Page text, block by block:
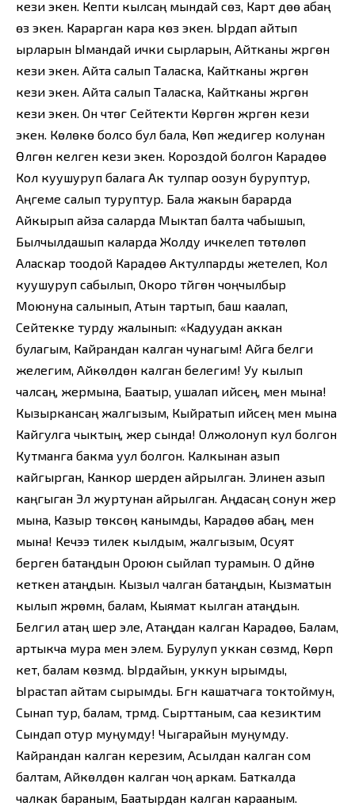
кези экен. Кепти кылсаң мындай сөз, Карт дөө абаң
өзү экен. Карарган кара көзү экен. Ырдап айтып
ырларын Ымандай ички сырларын, Айтканы жүргөн
кези экен. Айта салып Таласка, Кайтканы жүргөн
кези экен. Айта салып Таласка, Кайтканы жүргөн
кези экен. Он үчтөгү Сейтекти Көргөнү жүргөн кези
экен. Көлөкө болсо бул бала, Көп жедигер колунан
Өлгөнү келген кези экен. Короздой болгон Карадөө
Кол куушуруп балага Ак тулпар оозун буруптур,
Аңгеме салып туруптур. Бала жакын барарда
Айкырып айза саларда Мыктап балта чабышып,
Былчылдашып каларда Жолду ичкелеп төтөлөп
Аласкар тоодой Карадөө Актулпарды жетелеп, Кол
куушуруп сабылып, Окоро түйгөн чоңчылбыр
Моюнуна салынып, Атын тартып, баш каалап,
Сейтекке турду жалынып: «Кадуудан аккан
булагым, Кайрандан калган чунагым! Айга белги
желегим, Айкөлдөн калган белегим! Уу кылып
чалсаң, жермына, Баатыр, ушалап ийсең, мен мына!
Кызыркансаң жалгызым, Кыйратып ийсең мен мына
Кайгулга чыктың, жер сында! Олжолонуп кул болгон
Кутманга бакма уул болгон. Калкынан азып
кайгырган, Канкор шерден айрылган. Элинен азып
каңгыган Эл журтунан айрылган. Аңдасаң сонун жер
мына, Казыр төксөң канымды, Карадөө абаң, мен
мына! Кечээ тилек кылдым, жалгызым, Осуят
берген батаңдын Ороюн сыйлап турамын. О дүйнө
кеткен атаңдын. Кызыл чалган батаңдын, Кызматын
кылып жүрөмүн, балам, Кыямат кылган атаңдын.
Белгилүү атаң шер эле, Атаңдан калган Карадөө, Балам,
артыкча мура мен элем. Бурулуп уккан сөзүмдү, Көрүп
кет, балам көзүмдү. Ырдайын, уккун ырымды,
Ырастап айтам сырымды. Бүгүн кашатчага токтоймун,
Сынап тур, балам, түрүмдү. Сырттаным, саа кезиктим
Сындап отур муңумду! Чыгарайын муңумду.
Кайрандан калган керезим, Асылдан калган сом
балтам, Айкөлдөн калган чоң аркам. Баткалда
чалкак бараным, Баатырдан калган карааным.